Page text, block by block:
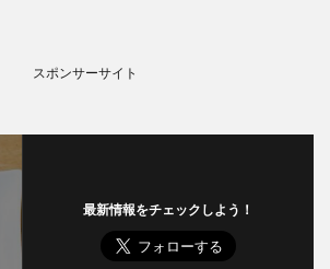
スポンサーサイト
最新情報をチェックしよう！